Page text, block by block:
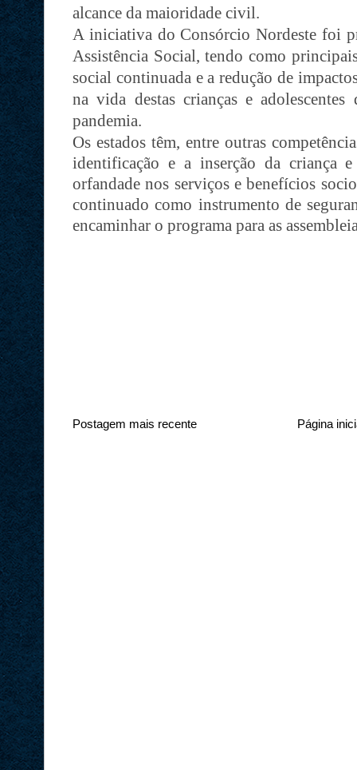
alcance da maioridade civil.
A iniciativa do Consórcio Nordeste foi
Assistência Social, tendo como
social continuada e a redução de
na vida destas crianças e
pandemia.
Os estados têm, entre outras
identificação e a inserção da criança
orfandade nos serviços e benefícios
continuado como instrumento de
encaminhar o programa para as
Postagem mais recente Página